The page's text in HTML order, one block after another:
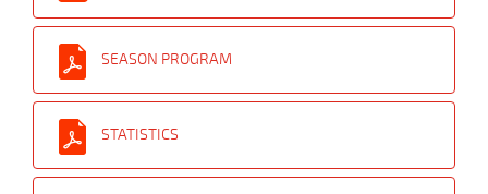
SEASON PROGRAM
STATISTICS